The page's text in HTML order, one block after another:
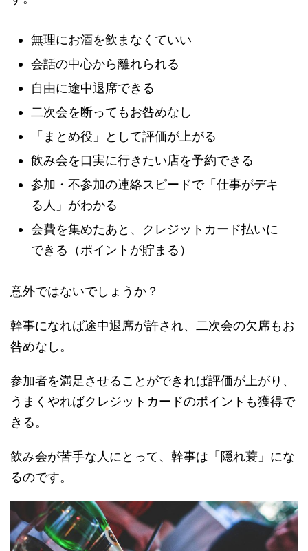
無理にお酒を飲まなくていい
会話の中心から離れられる
自由に途中退席できる
二次会を断ってもお咎めなし
「まとめ役」として評価が上がる
飲み会を口実に行きたい店を予約できる
参加・不参加の連絡スピードで「仕事がデキ
る人」がわかる
会費を集めたあと、クレジットカード払いに
できる（ポイントが貯まる）
意外ではないでしょうか？
幹事になれば途中退席が許され、二次会の欠席もお
咎めなし。
参加者を満足させることができれば評価が上がり、
うまくやればクレジットカードのポイントも獲得で
きる。
飲み会が苦手な人にとって、幹事は「隠れ蓑」にな
るのです。